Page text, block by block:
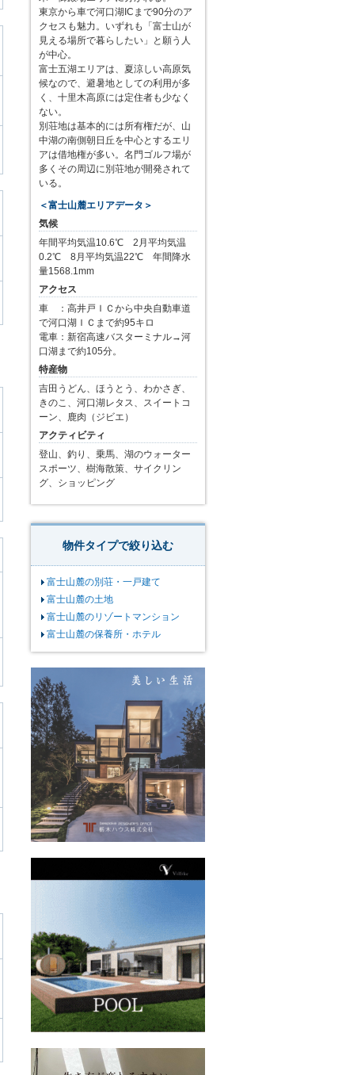
東京から車で河口湖ICまで90分のア
クセスも魅力。いずれも「富士山が
見える場所で暮らしたい」と願う人
が中心。
富士五湖エリアは、夏涼しい高原気
候なので、避暑地としての利用が多
く、十里木高原には定住者も少なく
ない。
別荘地は基本的には所有権だが、山
中湖の南側朝日丘を中心とするエリ
アは借地権が多い。名門ゴルフ場が
多くその周辺に別荘地が開発されて
いる。
＜富士山麓エリアデータ＞
気候
年間平均気温10.6℃ 2月平均気温
0.2℃ 8月平均気温22℃ 年間降水
量1568.1mm
アクセス
車 ：高井戸ＩＣから中央自動車道
で河口湖ＩＣまで約95キロ
電車：新宿高速バスターミナル→河
口湖まで約105分。
特産物
吉田うどん、ほうとう、わかさぎ、
きのこ、河口湖レタス、スイートコ
ーン、鹿肉（ジビエ）
アクティビティ
登山、釣り、乗馬、湖のウォーター
スポーツ、樹海散策、サイクリン
グ、ショッピング
物件タイプで絞り込む
富士山麓の別荘・一戸建て
富士山麓の土地
富士山麓のリゾートマンション
富士山麓の保養所・ホテル